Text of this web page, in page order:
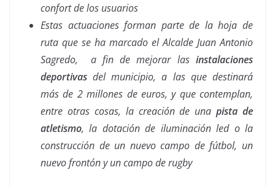
confort de los usuarios
Estas actuaciones forman parte de la hoja de
ruta que se ha marcado el Alcalde Juan Antonio
Sagredo, a fin de mejorar lasinstalaciones
deportivas del municipio, a las que destinará
más de 2 millones de euros, y que contemplan,
entre otras cosas, la creación de unapista de
atletismo, la dotación de iluminación led o la
construcción de un nuevo campo de fútbol, un
nuevo frontón y un campo de rugby